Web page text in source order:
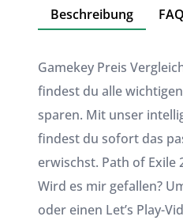
Beschreibung FAQ
Gamekey Preis
findest du alle
sparen. Mit unser
findest du sofort das
erwischst. Path of Exile
Wird es mir gefallen?
oder einen Let’s Play-